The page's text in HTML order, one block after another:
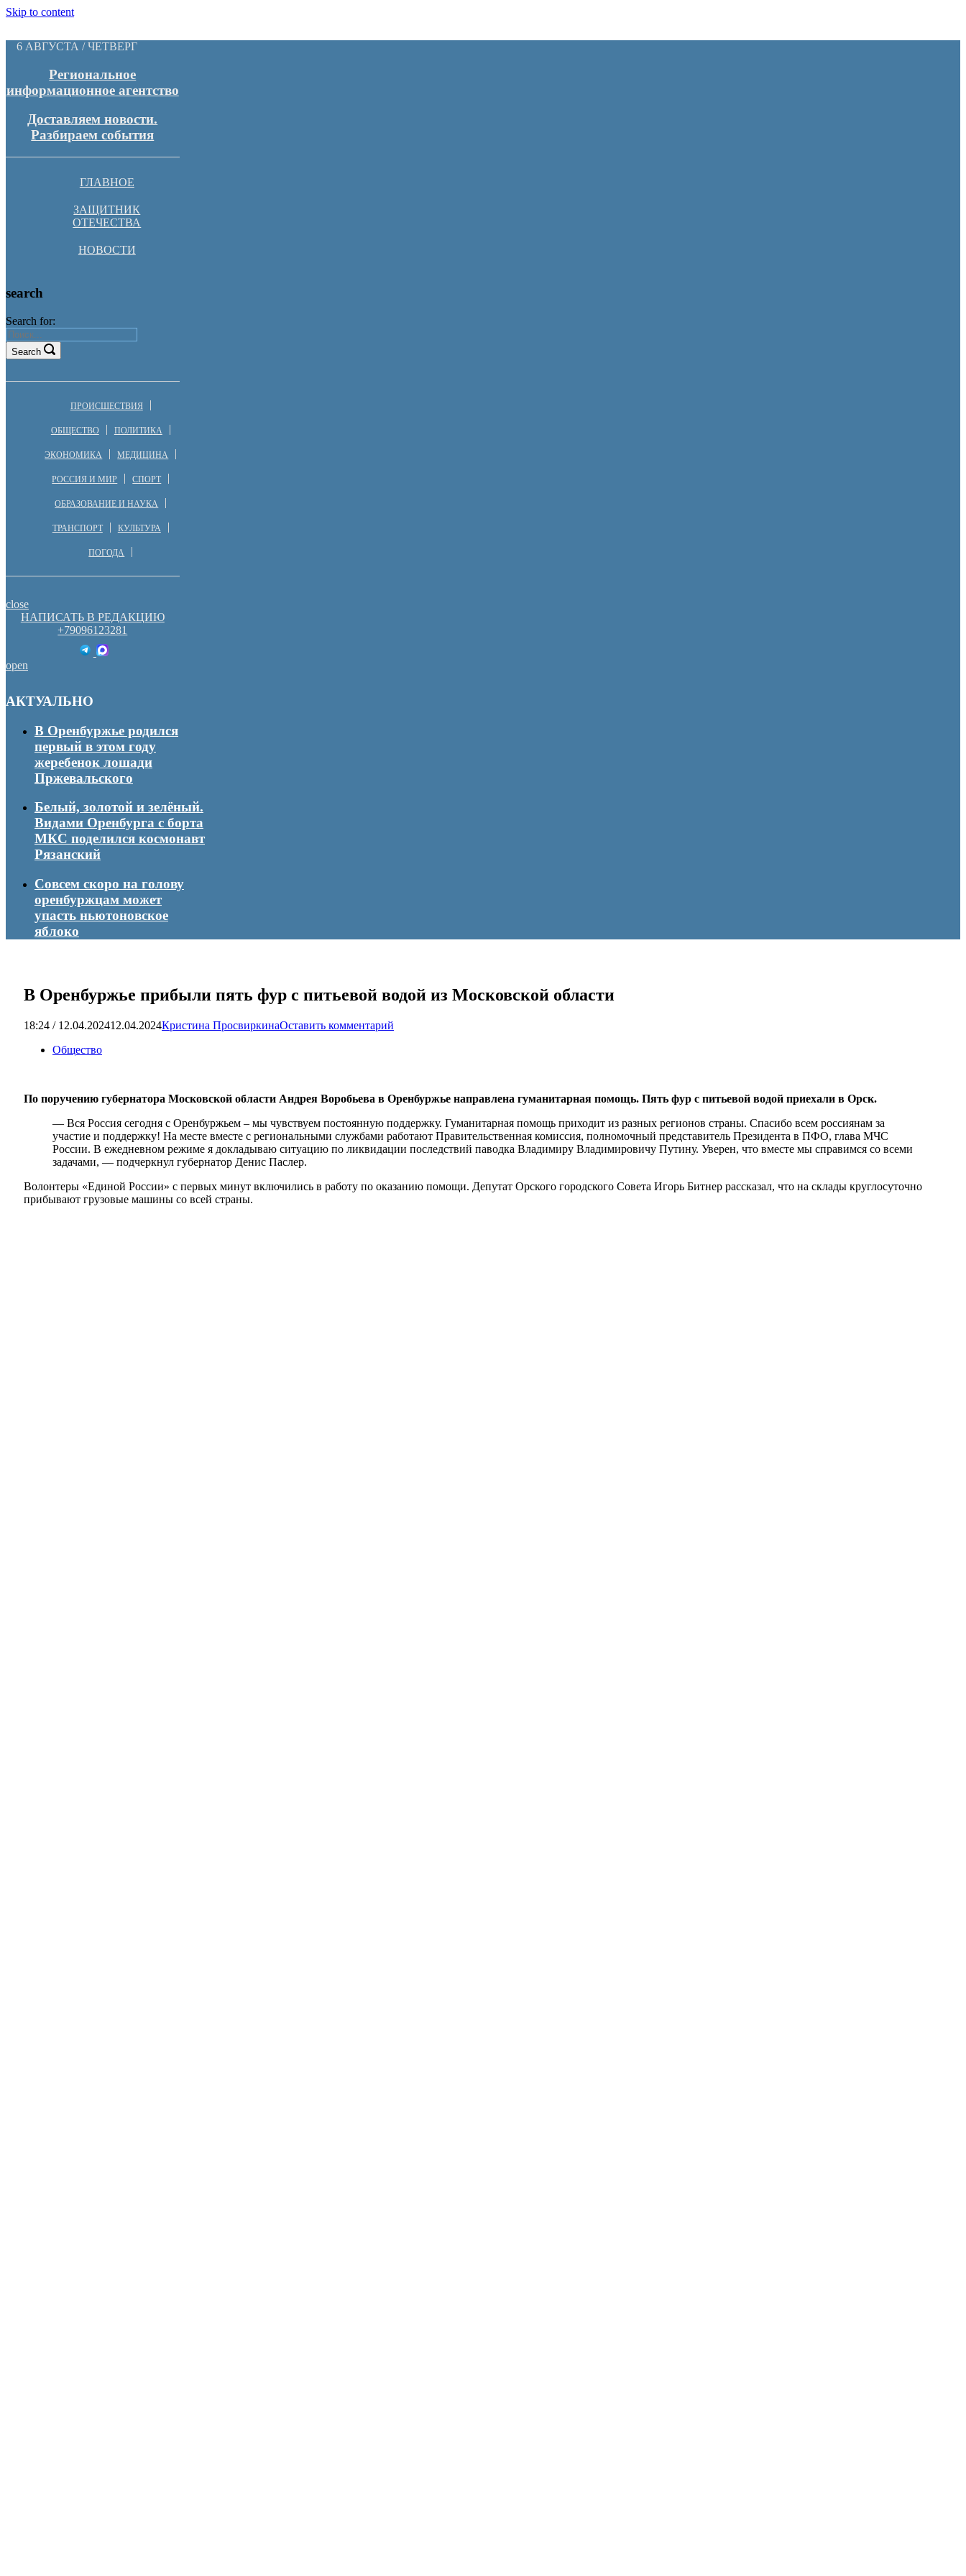
Skip to content
6 АВГУСТА / ЧЕТВЕРГ
Региональное
информационное агентство
Доставляем новости.
Разбираем события
ГЛАВНОЕ
ЗАЩИТНИК
ОТЕЧЕСТВА
НОВОСТИ
search
Search for:
Search
ПРОИСШЕСТВИЯ
ОБЩЕСТВО ПОЛИТИКА
ЭКОНОМИКА МЕДИЦИНА
РОССИЯ И МИР СПОРТ
ОБРАЗОВАНИЕ И НАУКА
ТРАНСПОРТ КУЛЬТУРА
ПОГОДА
close
НАПИСАТЬ В РЕДАКЦИЮ
+79096123281
open
АКТУАЛЬНО
В Оренбуржье родился
первый в этом году
жеребенок лошади
Пржевальского
Белый, золотой и зелёный.
Видами Оренбурга с борта
МКС поделился космонавт
Рязанский
Совсем скоро на голову
оренбуржцам может
упасть ньютоновское
яблоко
В Оренбуржье прибыли пять фур с питьевой водой из Московской области
18:24 / 12.04.202412.04.2024Кристина ПросвиркинаОставить комментарий
Общество
По поручению губернатора Московской области Андрея Воробьева в Оренбуржье направлена гуманитарная помощь. Пять фур с питьевой водой приехали в Орск.
— Вся Россия сегодня с Оренбуржьем – мы чувствуем постоянную поддержку. Гуманитарная помощь приходит из разных регионов страны. Спасибо всем россиянам за
участие и поддержку! На месте вместе с региональными службами работают Правительственная комиссия, полномочный представитель Президента в ПФО, глава МЧС
России. В ежедневном режиме я докладываю ситуацию по ликвидации последствий паводка Владимиру Владимировичу Путину. Уверен, что вместе мы справимся со всеми
задачами, — подчеркнул губернатор Денис Паслер.
Волонтеры «Единой России» с первых минут включились в работу по оказанию помощи. Депутат Орского городского Совета Игорь Битнер рассказал, что на склады круглосуточно
прибывают грузовые машины со всей страны.